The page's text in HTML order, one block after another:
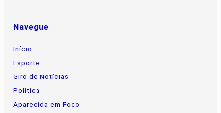
Navegue
Início
Esporte
Giro de Notícias
Política
Aparecida em Foco